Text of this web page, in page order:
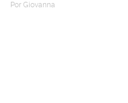
Por Giovanna